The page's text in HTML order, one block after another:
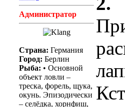
Администратор
Страна: Германия
Город: Берлин
Рыба: • Основной
объект ловли –
треска, форель, щука,
окунь. Эпизодически
– селёдка, хорнфиш,